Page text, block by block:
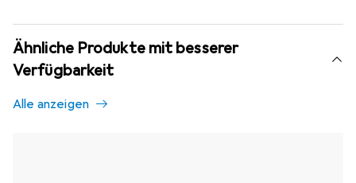
Ähnliche Produkte mit besserer
Verfügbarkeit
Alle anzeigen